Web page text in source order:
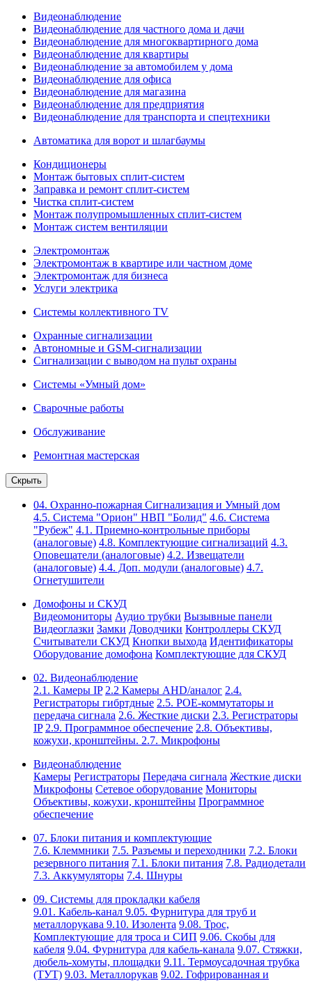
Видеонаблюдение
Видеонаблюдение для частного дома и дачи
Видеонаблюдение для многоквартирного дома
Видеонаблюдение для квартиры
Видеонаблюдение за автомобилем у дома
Видеонаблюдение для офиса
Видеонаблюдение для магазина
Видеонаблюдение для предприятия
Видеонаблюдение для транспорта и спецтехники
Автоматика для ворот и шлагбаумы
Кондиционеры
Монтаж бытовых сплит-систем
Заправка и ремонт сплит-систем
Чистка сплит-систем
Монтаж полупромышленных сплит-систем
Монтаж систем вентиляции
Электромонтаж
Электромонтаж в квартире или частном доме
Электромонтаж для бизнеса
Услуги электрика
Системы коллективного TV
Охранные сигнализации
Автономные и GSM-сигнализации
Сигнализации с выводом на пульт охраны
Системы «Умный дом»
Сварочные работы
Обслуживание
Ремонтная мастерская
Скрыть
04. Охранно-пожарная Сигнализация и Умный дом
4.5. Система "Орион" НВП "Болид" 4.6. Система
"Рубеж" 4.1. Приемно-контрольные приборы
(аналоговые) 4.8. Комплектующие сигнализаций 4.3.
Оповещатели (аналоговые) 4.2. Извещатели
(аналоговые) 4.4. Доп. модули (аналоговые) 4.7.
Огнетушители
Домофоны и СКУД
Видеомониторы Аудио трубки Вызывные панели
Видеоглазки Замки Доводчики Контроллеры СКУД
Считыватели СКУД Кнопки выхода Идентификаторы
Оборудование домофона Комплектующие для СКУД
02. Видеонаблюдение
2.1. Камеры IP 2.2 Камеры AHD/аналог 2.4.
Регистраторы гибртдные 2.5. РОЕ-коммутаторы и
передача сигнала 2.6. Жесткие диски 2.3. Регистраторы
IP 2.9. Программное обеспечение 2.8. Объективы,
кожухи, кронштейны. 2.7. Микрофоны
Видеонаблюдение
Камеры Регистраторы Передача сигнала Жесткие диски
Микрофоны Сетевое оборудование Мониторы
Объективы, кожухи, кронштейны Программное
обеспечение
07. Блоки питания и комплектующие
7.6. Клеммники 7.5. Разъемы и переходники 7.2. Блоки
резервного питания 7.1. Блоки питания 7.8. Радиодетали
7.3. Аккумуляторы 7.4. Шнуры
09. Системы для прокладки кабеля
9.01. Кабель-канал 9.05. Фурнитура для труб и
металлорукава 9.10. Изолента 9.08. Трос,
Комплектующие для троса и СИП 9.06. Скобы для
кабеля 9.04. Фурнитура для кабель-канала 9.07. Стяжки,
дюбель-хомуты, площадки 9.11. Термоусадочная трубка
(ТУТ) 9.03. Металлорукав 9.02. Гофрированная и